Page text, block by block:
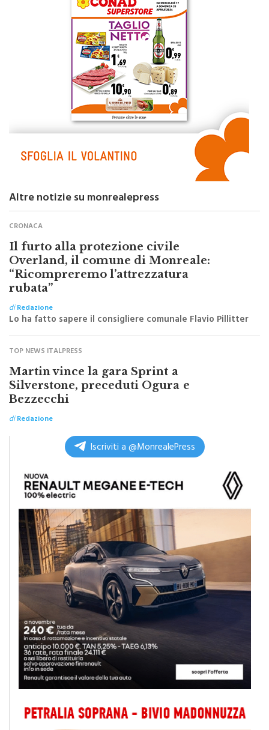
Altre notizie su monrealepress
CRONACA
Il furto alla protezione civile
Overland, il comune di Monreale:
“Ricompreremo l’attrezzatura
rubata”
diRedazione
Lo ha fatto sapere il consigliere comunale Flavio Pillitter
TOP NEWS ITALPRESS
Martin vince la gara Sprint a
Silverstone, preceduti Ogura e
Bezzecchi
di